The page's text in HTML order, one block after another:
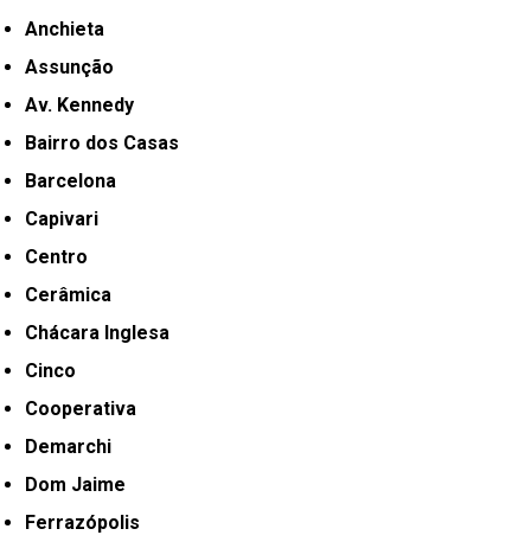
Anchieta
Assunção
Av. Kennedy
Bairro dos Casas
Barcelona
Capivari
Centro
Cerâmica
Chácara Inglesa
Cinco
Cooperativa
Demarchi
Dom Jaime
Ferrazópolis